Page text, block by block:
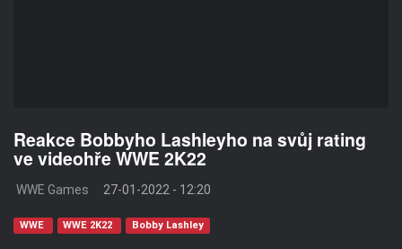
Reakce Bobbyho Lashleyho na svůj rating
ve videohře WWE 2K22
WWE Games 27-01-2022 - 12:20
WWE WWE 2K22 Bobby Lashley